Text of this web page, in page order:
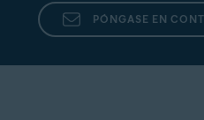
PÓNGASE EN